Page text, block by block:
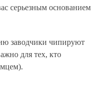
серьезным основанием
заводчики чипируют
для тех, кто